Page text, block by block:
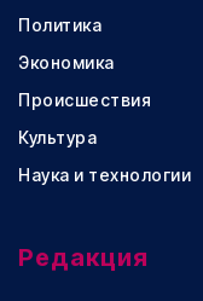
Политика
Экономика
Происшествия
Культура
Наука и технологии
Редакция